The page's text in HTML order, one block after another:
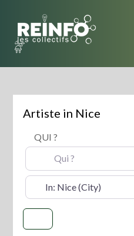
content
Artiste in Nice
QUI ?
OÙ ?